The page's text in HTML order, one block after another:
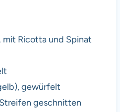
mit Ricotta und Spinat
gewürfelt
geschnitten